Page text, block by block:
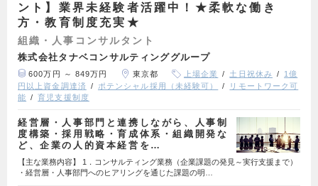
ント】業界未経験者活躍中！★柔軟な働き
方・教育制度充実★
組織・人事コンサルタント
株式会社タナベコンサルティンググループ
600万円 ～ 849万円 東京都 上場企業 土日祝休み
1億
円以上資金調達済
ポテンシャル採用（未経験可）
リモートワーク可
能
育児支援制度
経営層・人事部門と連携しながら、人事制
度構築・採用戦略・育成体系・組織開発な
ど、企業の人的資本経営を…
【主な業務内容】 1．コンサルティング業務（企業課題の発見～実行支援まで）
・経営層・人事部門へのヒアリングを通じた課題の明…